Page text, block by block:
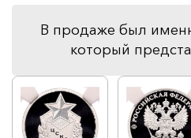
В продаже был
который